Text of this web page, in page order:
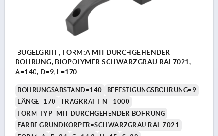
BÜGELGRIFF, FORM:A MIT DURCHGEHENDER
BOHRUNG, BIOPOLYMER SCHWARZGRAU RAL7021,
A=140, D=9, L=170
BOHRUNGSABSTAND=140
BEFESTIGUNGSBOHRUNG=9
LÄNGE=170
TRAGKRAFT N =1000
FORM-TYP=MIT DURCHGEHENDER BOHRUNG
FARBE GRUNDKÖRPER=SCHWARZGRAU RAL 7021